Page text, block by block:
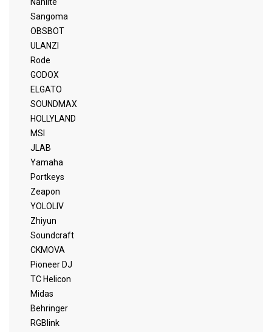
Nanlite
Sangoma
OBSBOT
ULANZI
Rode
GODOX
ELGATO
SOUNDMAX
HOLLYLAND
MSI
JLAB
Yamaha
Portkeys
Zeapon
YOLOLIV
Zhiyun
Soundcraft
CKMOVA
Pioneer DJ
TC Helicon
Midas
Behringer
RGBlink